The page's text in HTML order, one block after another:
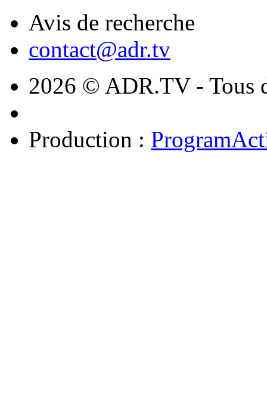
Avis de recherche
contact@adr.tv
2026 © ADR.TV - Tous
Production :